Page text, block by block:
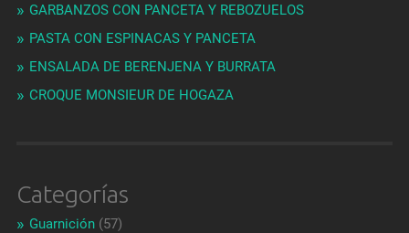
GARBANZOS CON PANCETA Y REBOZUELOS
PASTA CON ESPINACAS Y PANCETA
ENSALADA DE BERENJENA Y BURRATA
CROQUE MONSIEUR DE HOGAZA
Categorías
Guarnición(57)